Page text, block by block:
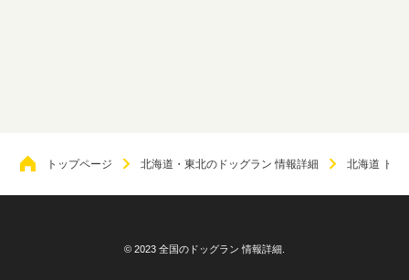
トップページ 北海道・東北のドッグラン 情報詳細 北海道 ドッ
© 2023 全国のドッグラン 情報詳細.